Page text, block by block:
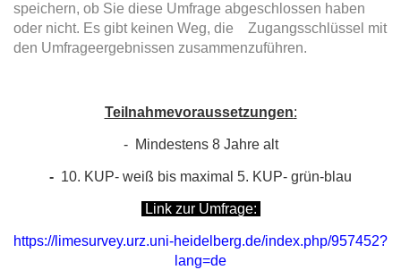
speichern, ob Sie diese Umfrage abgeschlossen haben
oder nicht. Es gibt keinen Weg, die Zugangsschlüssel mit
den Umfrageergebnissen zusammenzuführen.
Teilnahmevoraussetzungen:
- Mindestens 8 Jahre alt
- 10. KUP- weiß bis maximal 5. KUP- grün-blau
Link zur Umfrage:
https://limesurvey.urz.uni-heidelberg.de/index.php/957452?
lang=de